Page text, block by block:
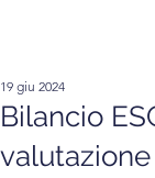
Bilancio
19 giu 2024